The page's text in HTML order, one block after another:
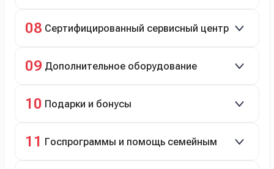
08 Сертифицированный сервисный центр
технический ремонт.
09 Дополнительное оборудование
10 Подарки и бонусы
программе лояльности.
11 Госпрограммы и помощь семейным